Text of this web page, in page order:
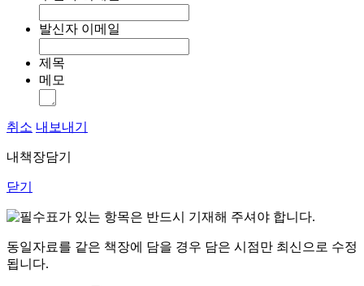
발신자 이메일
제목
메모
취소 내보내기
내책장담기
닫기
표가 있는 항목은 반드시 기재해 주셔야 합니다.
동일자료를 같은 책장에 담을 경우 담은 시점만 최신으로 수정
됩니다.